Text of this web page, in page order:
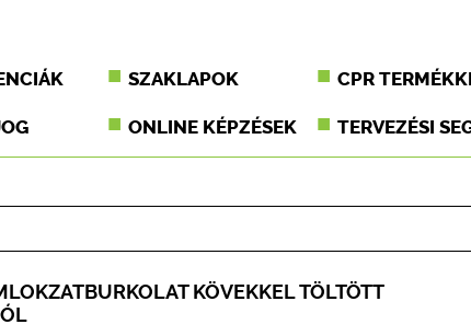
SZAKLAPOK CPR
ONLINE KÉPZÉSEK TERVEZÉSI
KÖVEKKEL TÖLTÖTT